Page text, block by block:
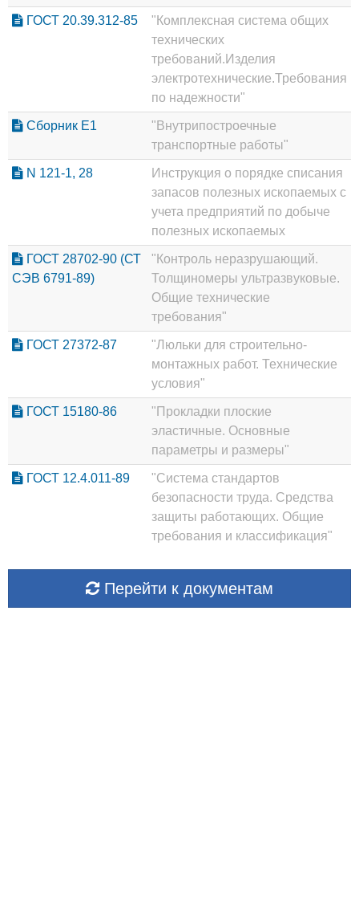
ГОСТ 20.39.312-85
"Комплексная система общих
технических
требований.Изделия
электротехнические.Требования
по надежности"
Сборник Е1
"Внутрипостроечные
транспортные работы"
N 121-1, 28
Инструкция о порядке списания
запасов полезных ископаемых с
учета предприятий по добыче
полезных ископаемых
ГОСТ 28702-90 (СТ
СЭВ 6791-89)
"Контроль неразрушающий.
Толщиномеры ультразвуковые.
Общие технические
требования"
ГОСТ 27372-87
"Люльки для строительно-
монтажных работ. Технические
условия"
ГОСТ 15180-86
"Прокладки плоские
эластичные. Основные
параметры и размеры"
ГОСТ 12.4.011-89
"Система стандартов
безопасности труда. Средства
защиты работающих. Общие
требования и классификация"
Перейти к документам